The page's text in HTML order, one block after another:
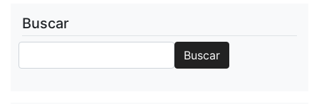
te
o
Buscar
Buscar